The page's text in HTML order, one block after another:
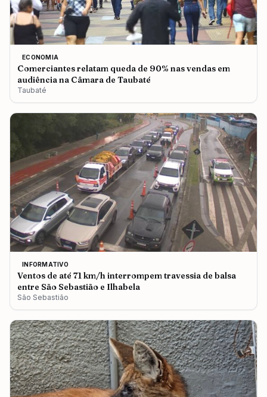
ECONOMIA
Comerciantes relatam queda de 90% nas vendas em
audiência na Câmara de Taubaté
Taubaté
INFORMATIVO
Ventos de até 71 km/h interrompem travessia de balsa
entre São Sebastião e Ilhabela
São Sebastião